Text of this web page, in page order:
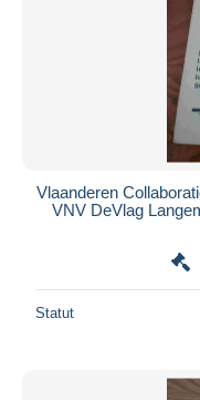
Vlaanderen
VNV DeVlag
Statut